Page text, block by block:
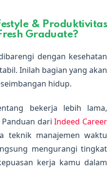
& Produktivitas
Graduate?
dengan kesehatan
Inilah bagian yang akan
hidup.
bekerja lebih lama,
Panduan dariIndeed Career
teknik manajemen waktu
mengurangi tingkat
kerja kamu dalam